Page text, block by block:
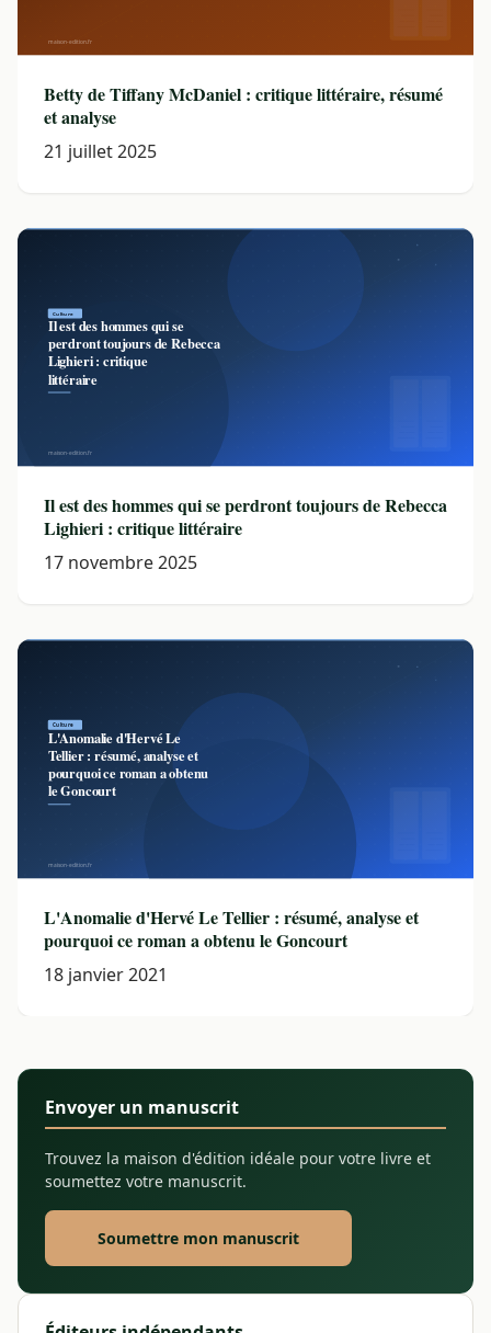
Betty de Tiffany McDaniel : critique littéraire, résumé
et analyse
21 juillet 2025
Il est des hommes qui se perdront toujours de Rebecca
Lighieri : critique littéraire
17 novembre 2025
L'Anomalie d'Hervé Le Tellier : résumé, analyse et
pourquoi ce roman a obtenu le Goncourt
18 janvier 2021
Envoyer un manuscrit
Trouvez la maison d'édition idéale pour votre livre et
soumettez votre manuscrit.
Soumettre mon manuscrit